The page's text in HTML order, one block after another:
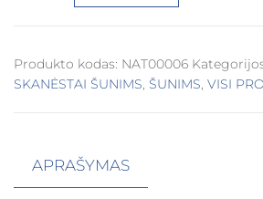
Produkto kodas: NAT00006
SKANĖSTAI ŠUNIMS, ŠUNIMS, VISI
APRAŠYMAS